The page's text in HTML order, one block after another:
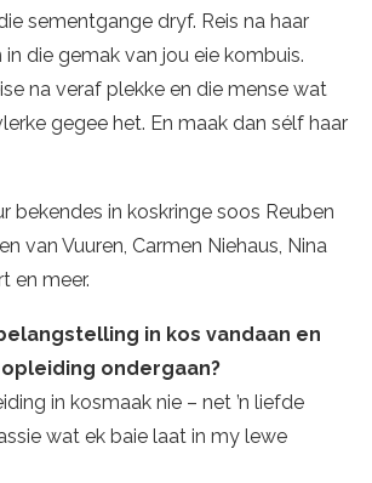
sementgange dryf. Reis na haar
die gemak van jou eie kombuis.
na veraf plekke en die mense wat
gegee het. En maak dan sélf haar
bekendes in koskringe soos Reuben
van Vuuren, Carmen Niehaus, Nina
en meer.
in kos vandaan en
ondergaan?
in kosmaak nie – net ’n liefde
wat ek baie laat in my lewe